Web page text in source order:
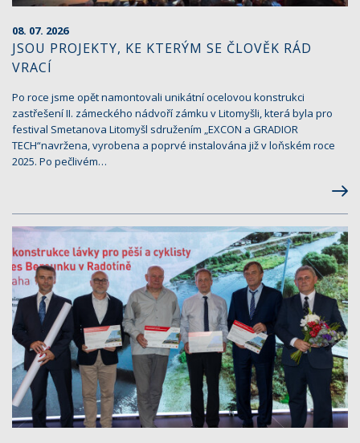
08. 07. 2026
JSOU PROJEKTY, KE KTERÝM SE ČLOVĚK RÁD
VRACÍ
Po roce jsme opět namontovali unikátní ocelovou konstrukci
zastřešení II. zámeckého nádvoří zámku v Litomyšli, která byla pro
festival Smetanova Litomyšl sdružením „EXCON a GRADIOR
TECH“navržena, vyrobena a poprvé instalována již v loňském roce
2025. Po pečlivém…